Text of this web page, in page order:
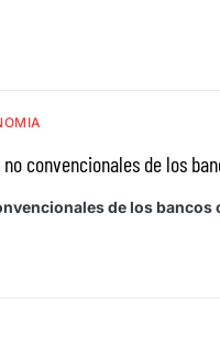
convencionales de los
de los